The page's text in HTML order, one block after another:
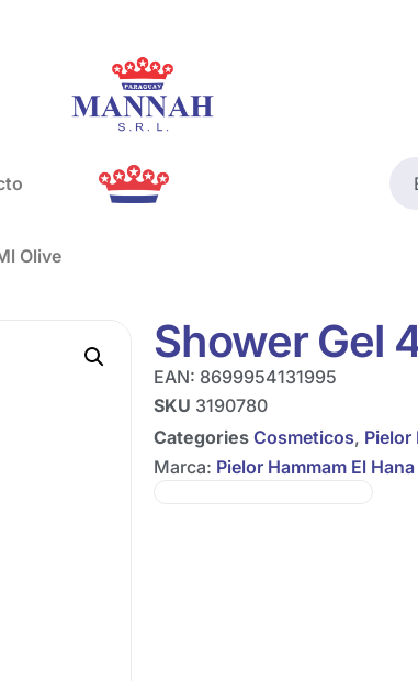
Olive
Shower Gel
EAN: 8699954131995
SKU 3190780
Categories Cosmeticos, Pielor
Marca: Pielor Hammam El Hana